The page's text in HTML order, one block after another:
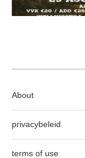
About
privacybeleid
terms of use